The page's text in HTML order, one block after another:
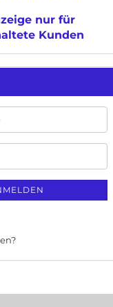
nur für
Kunden